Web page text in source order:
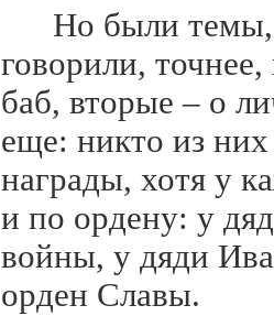
Но были темы,
говорили,
баб, вторые – о
еще: никто из них
награды, хотя у
и по ордену: у
войны, у дяди
орден Славы.